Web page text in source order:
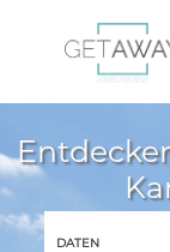
Ein kleines
DATEN